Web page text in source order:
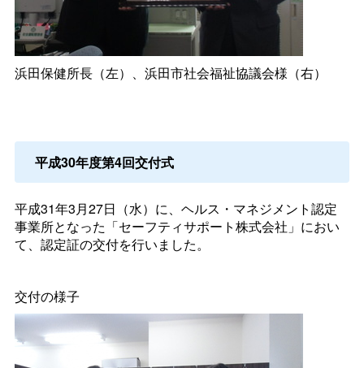
浜田保健所長（左）、浜田市社会福祉協議会様（右）
平成30年度第4回交付式
平成31年3月27日（水）に、ヘルス・マネジメント認定
事業所となった「セーフティサポート株式会社」におい
て、認定証の交付を行いました。
交付の様子